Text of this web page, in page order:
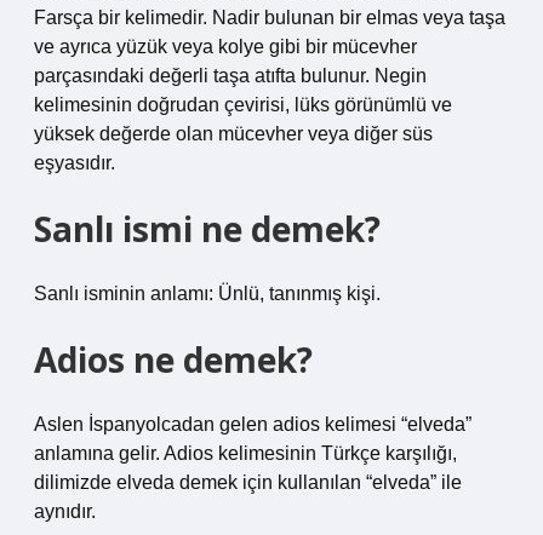
Farsça bir kelimedir. Nadir bulunan bir elmas veya taşa
ve ayrıca yüzük veya kolye gibi bir mücevher
parçasındaki değerli taşa atıfta bulunur. Negin
kelimesinin doğrudan çevirisi, lüks görünümlü ve
yüksek değerde olan mücevher veya diğer süs
eşyasıdır.
Sanlı ismi ne demek?
Sanlı isminin anlamı: Ünlü, tanınmış kişi.
Adios ne demek?
Aslen İspanyolcadan gelen adios kelimesi “elveda”
anlamına gelir. Adios kelimesinin Türkçe karşılığı,
dilimizde elveda demek için kullanılan “elveda” ile
aynıdır.